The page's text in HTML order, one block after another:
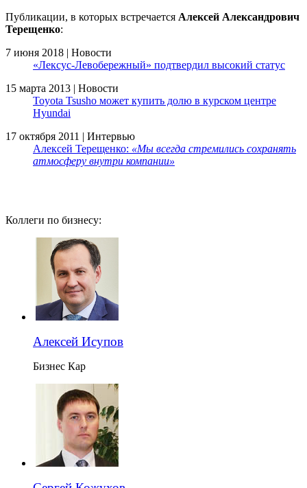
Публикации, в которых встречается Алексей Александрович
Терещенко:
7 июня 2018 | Новости
«Лексус-Левобережный» подтвердил высокий статус
15 марта 2013 | Новости
Toyota Tsusho может купить долю в курском центре
Hyundai
17 октября 2011 | Интервью
Алексей Терещенко: «Мы всегда стремились сохранять
атмосферу внутри компании»
Коллеги по бизнесу:
Алексей Исупов
Бизнес Кар